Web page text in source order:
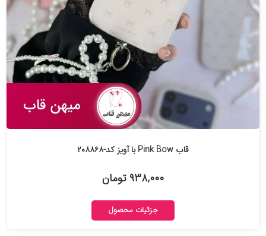
قاب Pink Bow با آویز کد-۲۰۸۸۶۸
۹۳۸,۰۰۰ تومان
جزئیات محصول